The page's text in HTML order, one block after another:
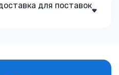
для поставок